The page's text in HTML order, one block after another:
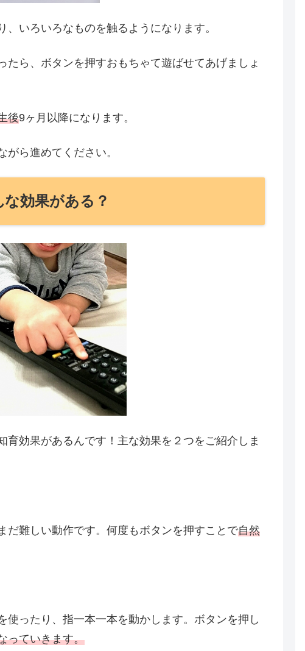
いろいろなものを触るようになります。
ら、ボタンを押すおもちゃて遊ばせてあげましょ
後9ヶ月以降になります。
ら進めてください。
効果がある？
効果があるんです！主な効果を２つをご紹介しま
だ難しい動作です。何度もボタンを押すことで自然
ったり、指一本一本を動かします。ボタンを押し
っていきます。